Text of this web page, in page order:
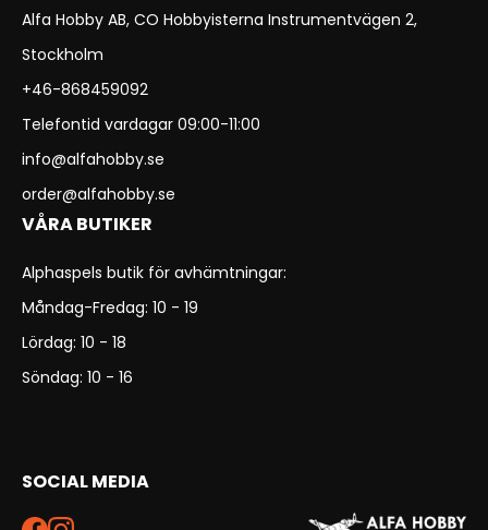
Alfa Hobby AB, CO Hobbyisterna Instrumentvägen 2,
Stockholm
+46-868459092
Telefontid vardagar 09:00-11:00
info@alfahobby.se
order@alfahobby.se
VÅRA BUTIKER
Alphaspels butik för avhämtningar:
Måndag-Fredag: 10 - 19
Lördag: 10 - 18
Söndag: 10 - 16
SOCIAL MEDIA